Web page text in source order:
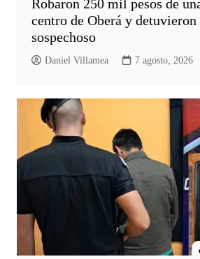
Robaron 250 mil pesos de
centro de Oberá y detuvieron
sospechoso
Daniel Villamea 7 agosto, 2026